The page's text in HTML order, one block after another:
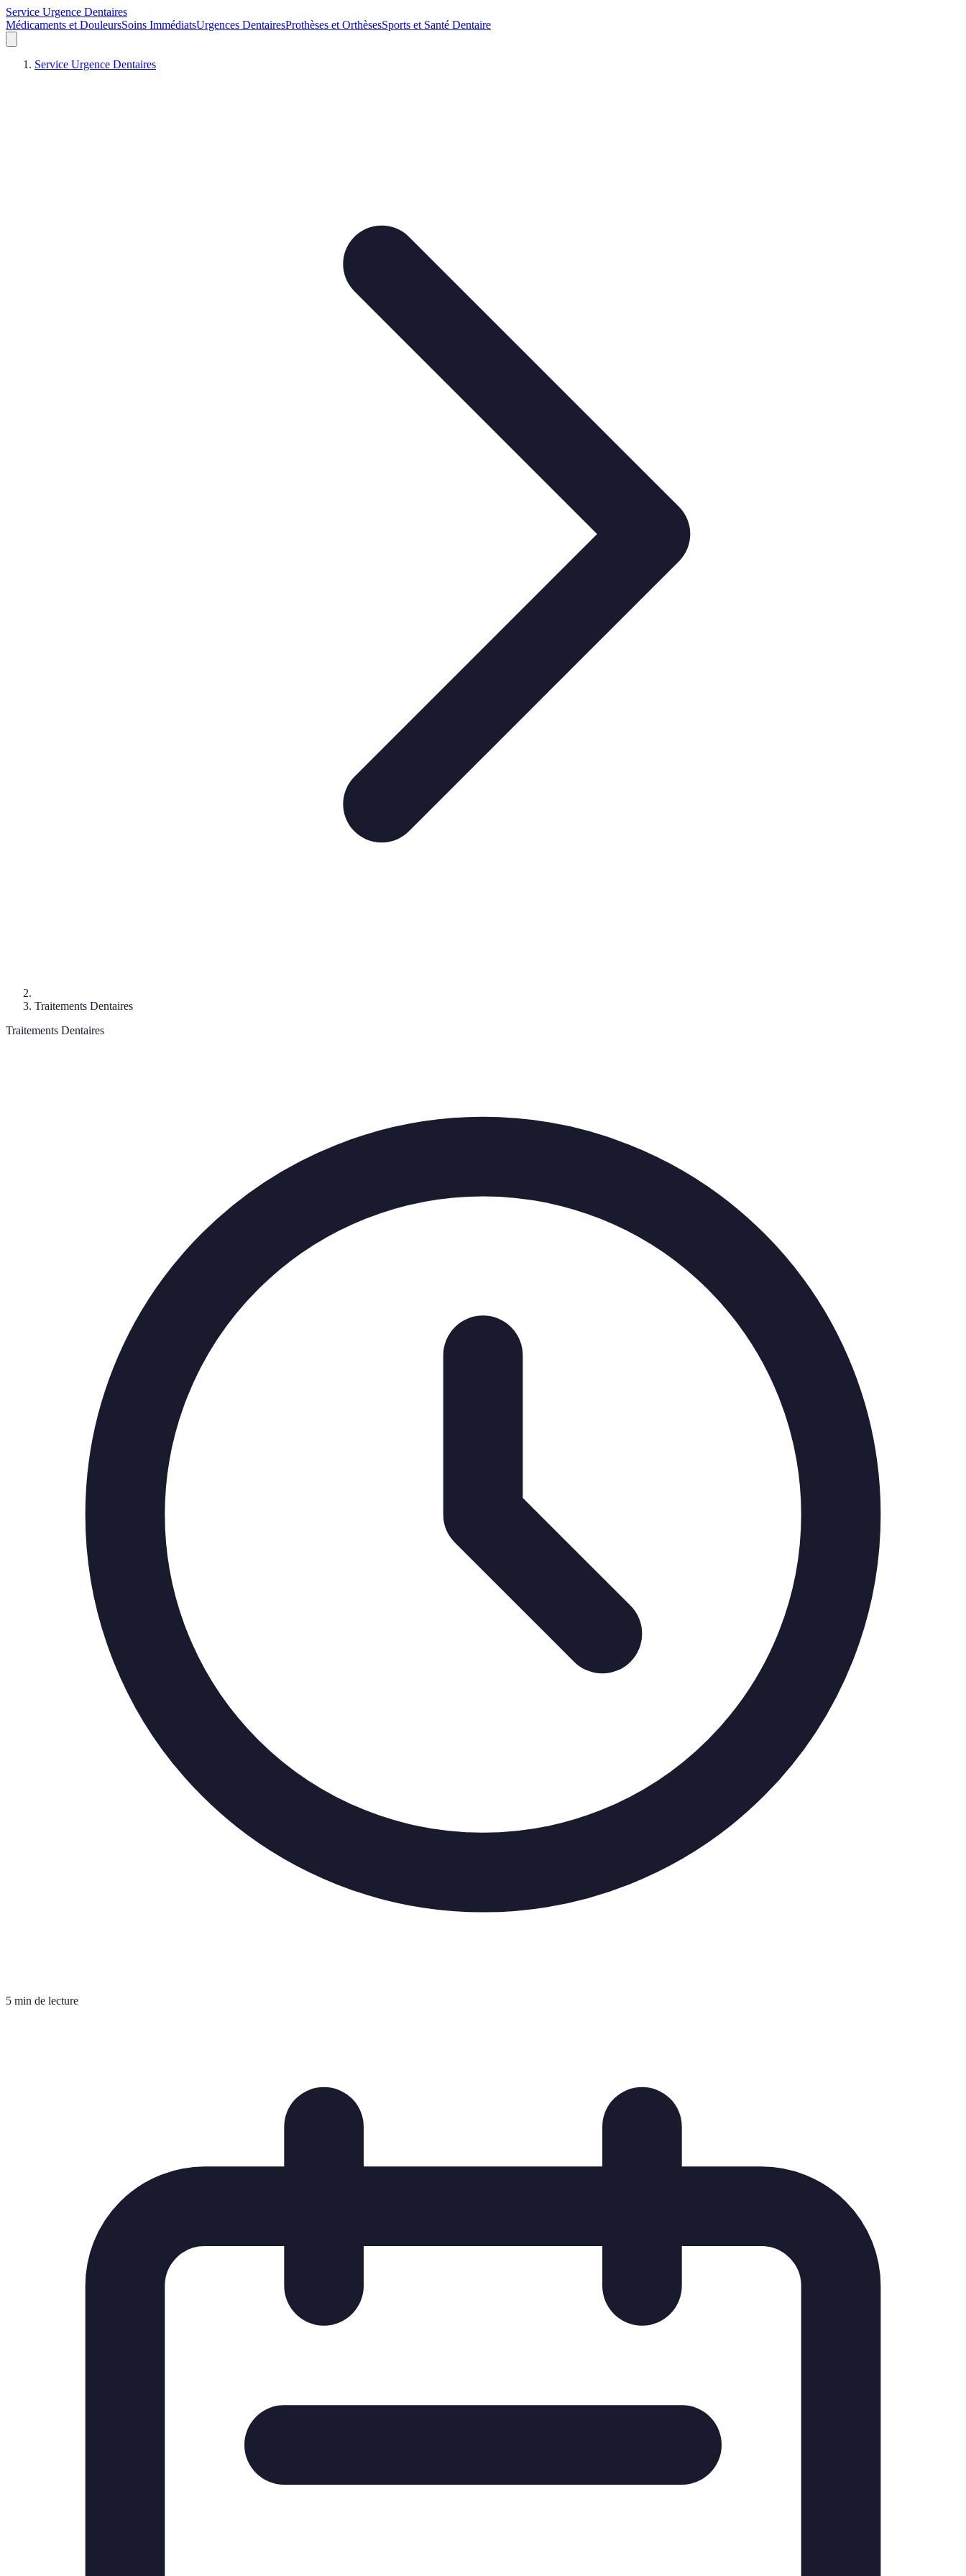
Service Urgence Dentaires
Médicaments et DouleursSoins ImmédiatsUrgences DentairesProthèses et OrthèsesSports et Santé Dentaire
Service Urgence Dentaires
Traitements Dentaires
Traitements Dentaires
5 min de lecture